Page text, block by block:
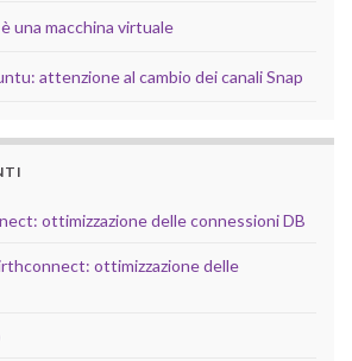
una macchina virtuale
attenzione al cambio dei canali Snap
ottimizzazione delle connessioni DB
ottimizzazione delle